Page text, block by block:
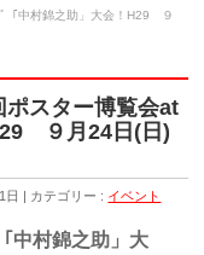
ﾞ「中村錦之助」大会！H29 ９
ポスター博覧会at
９月24日(日)
日 カテゴリー : イベント
中村錦之助」大